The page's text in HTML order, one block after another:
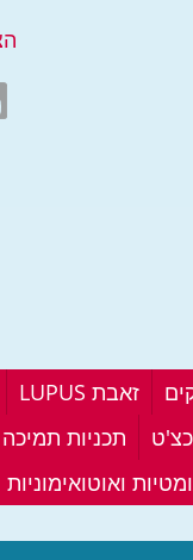
זאבת LUPUS
תכניות תמיכה
ואוטואימוניות